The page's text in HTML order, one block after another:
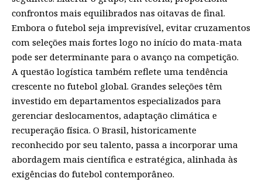
confrontos mais equilibrados nas oitavas de final.
Embora o futebol seja imprevisível, evitar cruzamentos
com seleções mais fortes logo no início do mata-mata
pode ser determinante para o avanço na competição.
A questão logística também reflete uma tendência
crescente no futebol global. Grandes seleções têm
investido em departamentos especializados para
gerenciar deslocamentos, adaptação climática e
recuperação física. O Brasil, historicamente
reconhecido por seu talento, passa a incorporar uma
abordagem mais científica e estratégica, alinhada às
exigências do futebol contemporâneo.